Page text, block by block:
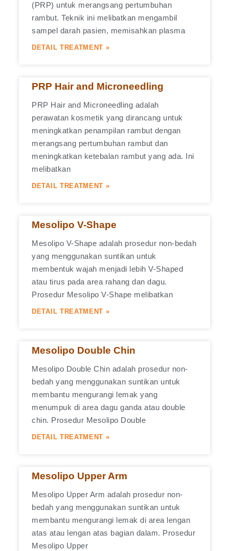
(PRP) untuk merangsang pertumbuhan
rambut. Teknik ini melibatkan mengambil
sampel darah pasien, memisahkan plasma
DETAIL TREATMENT »
PRP Hair and Microneedling
PRP Hair and Microneedling adalah
perawatan kosmetik yang dirancang untuk
meningkatkan penampilan rambut dengan
merangsang pertumbuhan rambut dan
meningkatkan ketebalan rambut yang ada. Ini
melibatkan
DETAIL TREATMENT »
Mesolipo V-Shape
Mesolipo V-Shape adalah prosedur non-bedah
yang menggunakan suntikan untuk
membentuk wajah menjadi lebih V-Shaped
atau tirus pada area rahang dan dagu.
Prosedur Mesolipo V-Shape melibatkan
DETAIL TREATMENT »
Mesolipo Double Chin
Mesolipo Double Chin adalah prosedur non-
bedah yang menggunakan suntikan untuk
membantu mengurangi lemak yang
menumpuk di area dagu ganda atau double
chin. Prosedur Mesolipo Double
DETAIL TREATMENT »
Mesolipo Upper Arm
Mesolipo Upper Arm adalah prosedur non-
bedah yang menggunakan suntikan untuk
membantu mengurangi lemak di area lengan
atas atau lengan atas bagian dalam. Prosedur
Mesolipo Upper